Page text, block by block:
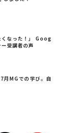
くなった！」 Goog
受講者の声
月MGでの学び。自